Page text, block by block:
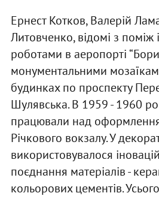
Ернест Котков, Валерій
Литовченко, відомі з поміж
роботами в аеропорті
монументальними
будинках по проспекту
Шулявська. В 1959 - 1960
працювали над
Річкового вокзалу. У
використовувалося
поєднання матеріалів -
кольорових цементів.